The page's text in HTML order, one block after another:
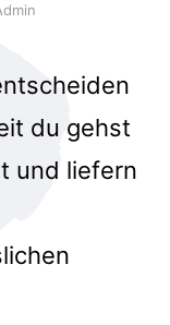
du gehst
und liefern